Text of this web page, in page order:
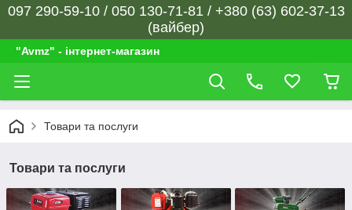
097 290-59-10 / 050 130-71-81 / +380 (63) 602-37-13
(вайбер)
"Avmz" - інтернет-магазин
Товари та послуги
Товари та послуги